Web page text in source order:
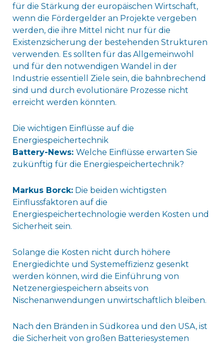
für die Stärkung der europäischen Wirtschaft,
wenn die Fördergelder an Projekte vergeben
werden, die ihre Mittel nicht nur für die
Existenzsicherung der bestehenden Strukturen
verwenden. Es sollten für das Allgemeinwohl
und für den notwendigen Wandel in der
Industrie essentiell Ziele sein, die bahnbrechend
sind und durch evolutionäre Prozesse nicht
erreicht werden könnten.
Die wichtigen Einflüsse auf die
Energiespeichertechnik
Battery-News: Welche Einflüsse erwarten Sie
zukünftig für die Energiespeichertechnik?
Markus Borck:Die beiden wichtigsten
Einflussfaktoren auf die
Energiespeichertechnologie werden Kosten und
Sicherheit sein.
Solange die Kosten nicht durch höhere
Energiedichte und Systemeffizienz gesenkt
werden können, wird die Einführung von
Netzenergiespeichern abseits von
Nischenanwendungen unwirtschaftlich bleiben.
Nach den Bränden in Südkorea und den USA, ist
die Sicherheit von großen Batteriesystemen